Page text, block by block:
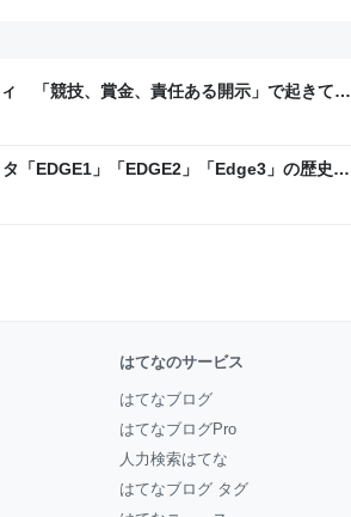
「競技、賞金、責任ある開示」で起きてい
クLAB
「EDGE1」「EDGE2」「Edge3」の歴史に
- レバテックLAB
はてなのサービス
はてなブログ
はてなブログPro
人力検索はてな
はてなブログ タグ